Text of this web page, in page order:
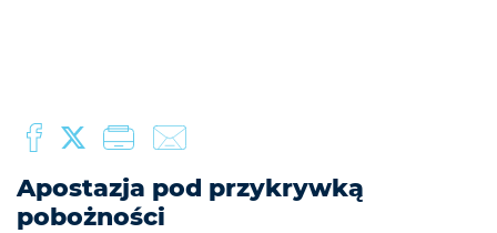
Apostazja pod przykrywką
pobożności